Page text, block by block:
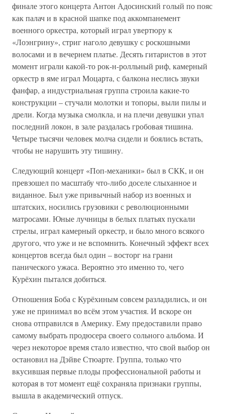
финале этого концерта Антон Адосинский голый по пояс
как палач и в красной шапке под аккомпанемент
военного оркестра, который играл увертюру к
«Лоэнгрину», стриг наголо девушку с роскошными
волосами и в вечернем платье. Десять гитаристов в этот
момент играли какой-то рок-н-ролльный риф, камерный
оркестр в яме играл Моцарта, с балкона неслись звуки
фанфар, а индустриальная группа строила какие-то
конструкции – стучали молотки и топоры, выли пилы и
дрели. Когда музыка смолкла, и на плечи девушки упал
последний локон, в зале раздалась гробовая тишина.
Четыре тысячи человек молча сидели и боялись встать,
чтобы не нарушить эту тишину.
Следующий концерт «Поп-механики» был в СКК, и он
превзошел по масштабу что-либо доселе слыханное и
виданное. Был уже привычный набор из военных и
штатских, носились грузовики с революционными
матросами. Юные лучницы в белых платьях пускали
стрелы, играл камерный оркестр, и было много всякого
другого, что уже и не вспомнить. Конечный эффект всех
концертов всегда был один – восторг на грани
панического ужаса. Вероятно это именно то, чего
Курёхин пытался добиться.
Отношения Боба с Курёхиным совсем разладились, и он
уже не принимал во всём этом участия. И вскоре он
снова отправился в Америку. Ему предоставили право
самому выбрать продюсера своего сольного альбома. И
через некоторое время стало известно, что свой выбор он
остановил на Дэйве Стюарте. Группа, только что
вкусившая первые плоды профессиональной работы и
которая в тот момент ещё сохраняла признаки группы,
вышла в академический отпуск.